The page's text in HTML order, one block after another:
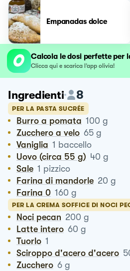
Empanadas dolce
Calcola le dosi perfette per
Clicca qui e scarica l’app olivia!
Ingredienti 8
PER LA PASTA SUCRÉE
Burro a pomata 100 g
Zucchero a velo 65 g
Vaniglia 1 baccello
Uovo (circa 55 g) 40 g
Sale 1 pizzico
Farina di mandorle 20 g
Farina 0 160 g
PER LA CREMA SOFFICE DI NOCI
Noci pecan 200 g
Latte intero 60 g
Tuorlo 1
Sciroppo d'acero d'acero
Zucchero 6 g